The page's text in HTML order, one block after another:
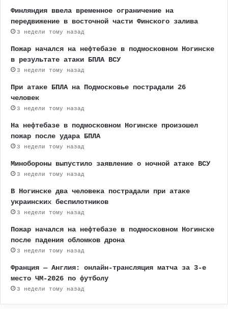
Финляндия ввела временное ограничение на
передвижение в восточной части Финского залива
3 недели тому назад
Пожар начался на нефтебазе в подмосковном Ногинске
в результате атаки БПЛА ВСУ
3 недели тому назад
При атаке БПЛА на Подмосковье пострадали 26
человек
3 недели тому назад
На нефтебазе в подмосковном Ногинске произошел
пожар после удара БПЛА
3 недели тому назад
Минобороны выпустило заявление о ночной атаке ВСУ
3 недели тому назад
В Ногинске два человека пострадали при атаке
украинских беспилотников
3 недели тому назад
Пожар начался на нефтебазе в подмосковном Ногинске
после падения обломков дрона
3 недели тому назад
Франция — Англия: онлайн-трансляция матча за 3-е
место ЧМ-2026 по футболу
3 недели тому назад